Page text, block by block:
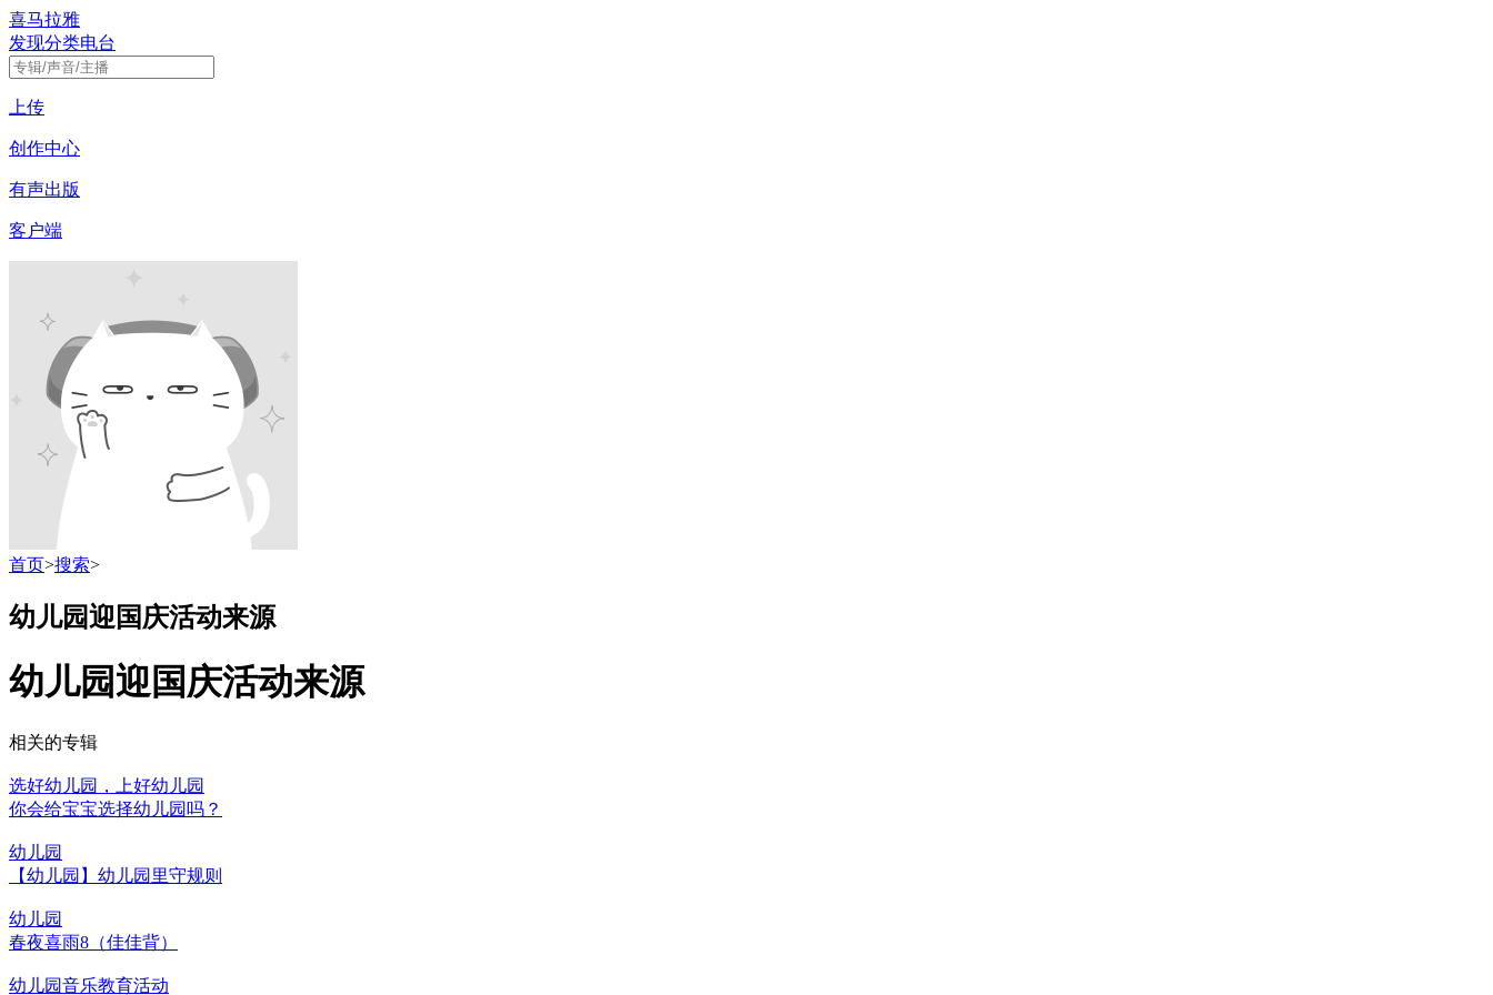
喜马拉雅
发现分类电台
上传
创作中心
有声出版
客户端
首页>搜索>
幼儿园迎国庆活动来源
幼儿园迎国庆活动来源
相关的专辑
选好幼儿园，上好幼儿园
你会给宝宝选择幼儿园吗？
幼儿园
【幼儿园】幼儿园里守规则
幼儿园
春夜喜雨8（佳佳背）
幼儿园音乐教育活动